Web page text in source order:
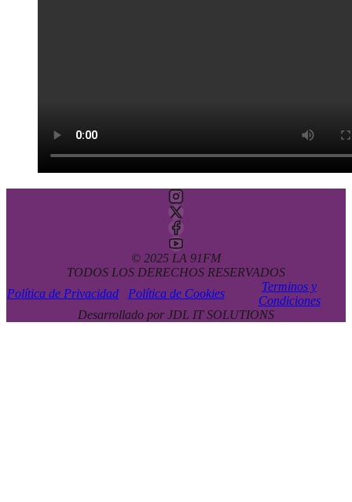
© 2025 LA 91FM
TODOS LOS DERECHOS RESERVADOS
Política de Privacidad
Política de Cookies
Terminos y
Condiciones
Desarrollado por JDL IT SOLUTIONS